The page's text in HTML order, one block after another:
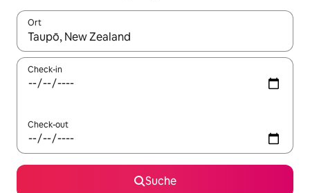
Ort
Wenn Ergebnisse verfügbar sind, navigiere mit den
Check-in
Check-out
Suche